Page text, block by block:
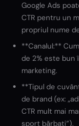
Google Ads
CTR pentru un
propriul nume
**Canalul:**
de 2% este bun
marketing.
**Tipul de
de brand (ex:
CTR mult mai
sport bărbați”).